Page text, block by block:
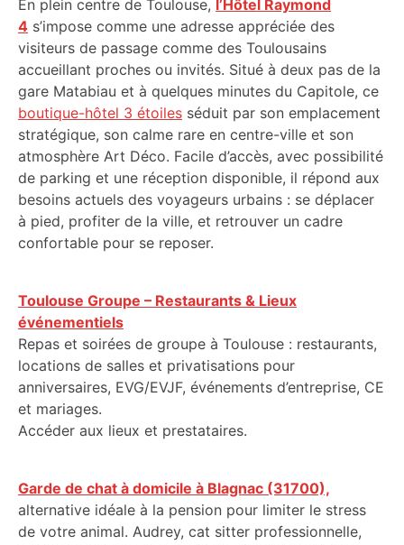
En plein centre de Toulouse, l’Hôtel Raymond
4 s’impose comme une adresse appréciée des
visiteurs de passage comme des Toulousains
accueillant proches ou invités. Situé à deux pas de la
gare Matabiau et à quelques minutes du Capitole, ce
boutique-hôtel 3 étoiles séduit par son emplacement
stratégique, son calme rare en centre-ville et son
atmosphère Art Déco. Facile d’accès, avec possibilité
de parking et une réception disponible, il répond aux
besoins actuels des voyageurs urbains : se déplacer
à pied, profiter de la ville, et retrouver un cadre
confortable pour se reposer.
Toulouse Groupe – Restaurants & Lieux
événementiels
Repas et soirées de groupe à Toulouse : restaurants,
locations de salles et privatisations pour
anniversaires, EVG/EVJF, événements d’entreprise, CE
et mariages.
Accéder aux lieux et prestataires.
Garde de chat à domicile à Blagnac (31700),
alternative idéale à la pension pour limiter le stress
de votre animal. Audrey, cat sitter professionnelle,